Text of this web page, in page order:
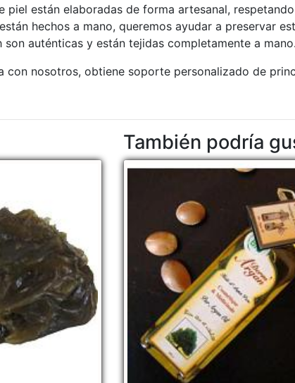
piel están elaboradas de forma artesanal,
hechos a mano, queremos ayudar a preservar
son auténticas y están tejidas completamente a mano.
con nosotros, obtiene soporte personalizado de
También podría